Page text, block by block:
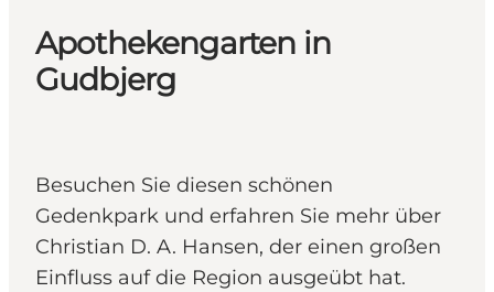
Apothekengarten in
Gudbjerg
Besuchen Sie diesen schönen
Gedenkpark und erfahren Sie mehr über
Christian D. A. Hansen, der einen großen
Einfluss auf die Region ausgeübt hat.